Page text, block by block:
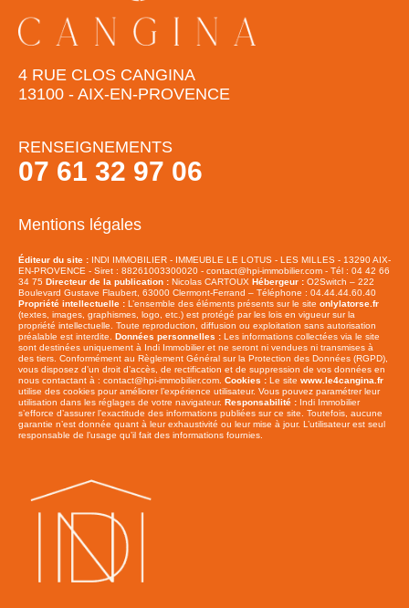
4 RUE CLOS CANGINA
13100 - AIX-EN-PROVENCE
RENSEIGNEMENTS
07 61 32 97 06
Mentions légales
Éditeur du site : INDI IMMOBILIER - IMMEUBLE LE LOTUS - LES MILLES - 13290 AIX-
EN-PROVENCE - Siret : 88261003300020 - contact@hpi-immobilier.com - Tél : 04 42 66
34 75 Directeur de la publication : Nicolas CARTOUX Hébergeur : O2Switch – 222
Boulevard Gustave Flaubert, 63000 Clermont-Ferrand – Téléphone : 04.44.44.60.40
Propriété intellectuelle : L’ensemble des éléments présents sur le site onlylatorse.fr
(textes, images, graphismes, logo, etc.) est protégé par les lois en vigueur sur la
propriété intellectuelle. Toute reproduction, diffusion ou exploitation sans autorisation
préalable est interdite. Données personnelles : Les informations collectées via le site
sont destinées uniquement à Indi Immobilier et ne seront ni vendues ni transmises à
des tiers. Conformément au Règlement Général sur la Protection des Données (RGPD),
vous disposez d’un droit d’accès, de rectification et de suppression de vos données en
nous contactant à : contact@hpi-immobilier.com. Cookies : Le site www.le4cangina.fr
utilise des cookies pour améliorer l’expérience utilisateur. Vous pouvez paramétrer leur
utilisation dans les réglages de votre navigateur. Responsabilité : Indi Immobilier
s’efforce d’assurer l’exactitude des informations publiées sur ce site. Toutefois, aucune
garantie n’est donnée quant à leur exhaustivité ou leur mise à jour. L’utilisateur est seul
responsable de l’usage qu’il fait des informations fournies.